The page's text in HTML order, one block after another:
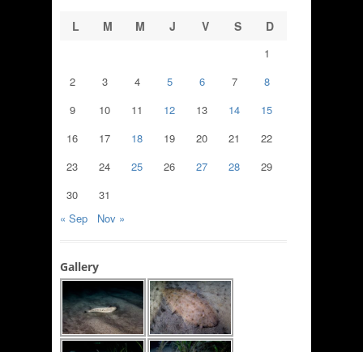
L
M M J V S D
1
2
3 4 5 6 7
8
9
10 11 12 13 14
15
16
17 18 19 20 21
22
23
24 25 26 27 28
29
30
31
« Sep
Nov »
Gallery